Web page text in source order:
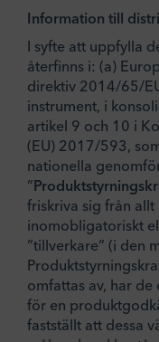
Information till
I syfte att uppfylla
återfinns i: (a)
direktiv 2014/65/
instrument, i
artikel 9 och 10 i
(EU) 2017/593,
nationella
”
friskriva sig från
inomobligatoriskt
”tillverkare” (i den
omfattas av, har
för en
fastställt att dessa